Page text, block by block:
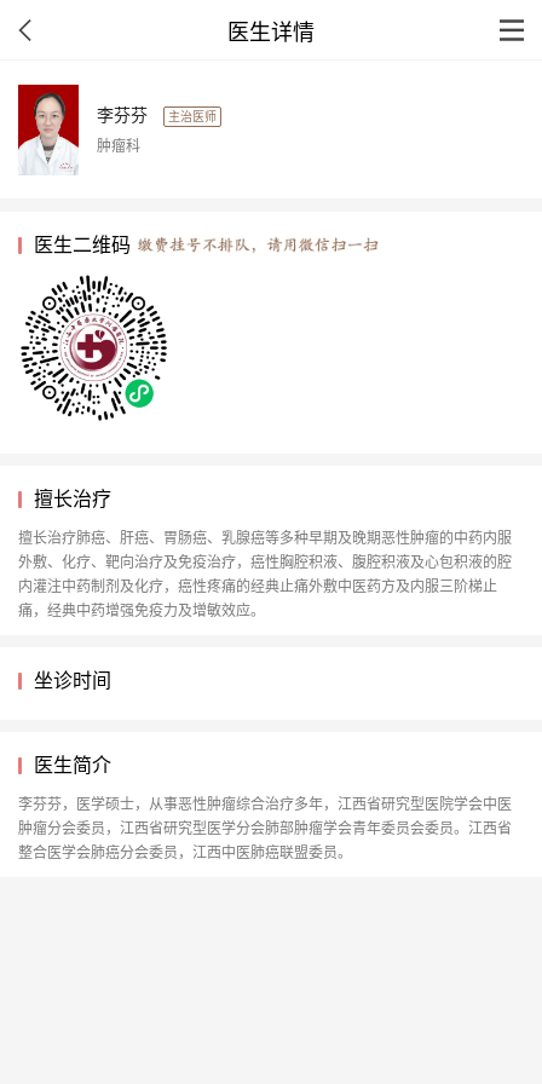
医生详情
李芬芬 主治医师
肿瘤科
医生二维码
擅长治疗
擅长治疗肺癌、肝癌、胃肠癌、乳腺癌等多种早期及晚期恶性肿瘤的中药内服
外敷、化疗、靶向治疗及免疫治疗，癌性胸腔积液、腹腔积液及心包积液的腔
内灌注中药制剂及化疗，癌性疼痛的经典止痛外敷中医药方及内服三阶梯止
痛，经典中药增强免疫力及增敏效应。
坐诊时间
医生简介
李芬芬，医学硕士，从事恶性肿瘤综合治疗多年，江西省研究型医院学会中医
肿瘤分会委员，江西省研究型医学分会肺部肿瘤学会青年委员会委员。江西省
整合医学会肺癌分会委员，江西中医肺癌联盟委员。